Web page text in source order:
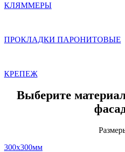
КЛЯММЕРЫ
ПРОКЛАДКИ ПАРОНИТОВЫЕ
КРЕПЕЖ
Выберите
300x300мм